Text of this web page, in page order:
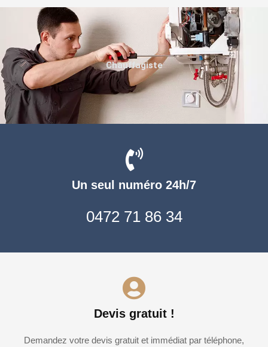
Un seul numéro 24h/7
0472 71 86 34
Devis gratuit !
Demandez votre devis gratuit et immédiat par téléphone,
Chauffagiste